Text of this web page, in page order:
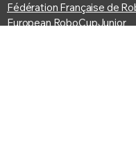
Fédération Française de
European RoboCupJunior